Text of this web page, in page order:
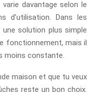
davantage selon le
d’utilisation. Dans les
solution plus simple
fonctionnement, mais il
moins constante.
maison et que tu veux
reste un bon choix.